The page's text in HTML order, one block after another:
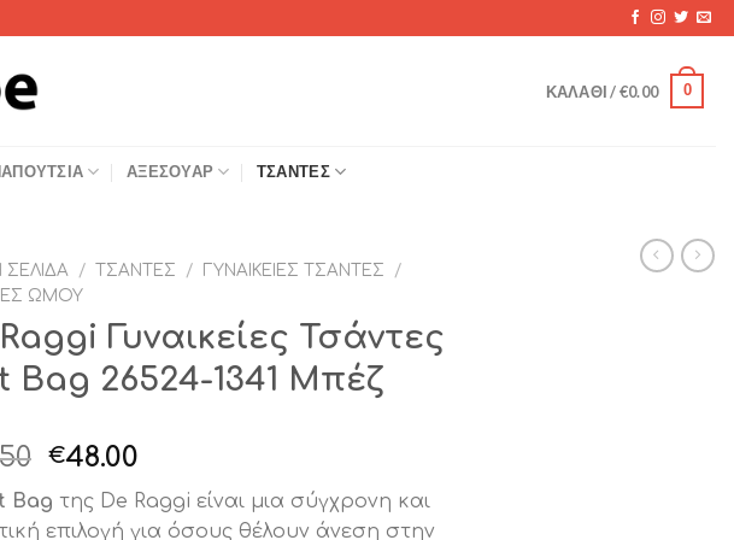
ΚΑΛΆΘΙ /€0.00 0
ΑΞΕΣΟΥΆΡ ΤΣΆΝΤΕΣ
ΣΕΛΊΔΑ / ΤΣΆΝΤΕΣ / ΓΥΝΑΙΚΕΊΕΣ ΤΣΆΝΤΕΣ
/
ΏΜΟΥ
Γυναικείες Τσάντες
Bag 26524-1341 Μπέζ
Original
price
was:
€48.00
τρέχουσα
τιμή
Bag της De Raggi είναι μια σύγχρονη και
επιλογή για όσους θέλουν άνεση στην